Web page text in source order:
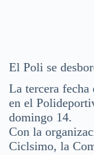
El Poli se
La tercera
en el
domingo 14.
Con la
Ciclsimo, la